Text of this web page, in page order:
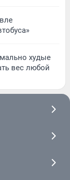
худые
вес любой